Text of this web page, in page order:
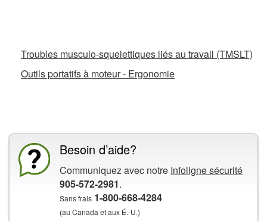
Troubles musculo-squelettiques liés au travail (TMSLT)
Outils portatifs à moteur - Ergonomie
Besoin d’aide?
Communiquez avec notre Infoligne sécurité
905-572-2981.
Sans frais 1-800-668-4284
(au Canada et aux É.-U.)